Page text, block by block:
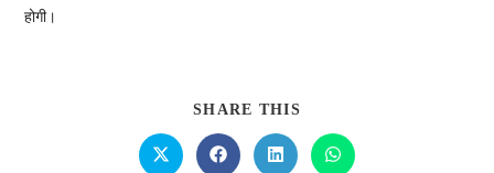
होगी।
SHARE THIS